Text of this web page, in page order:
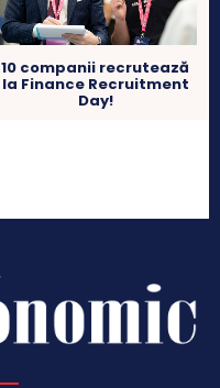
10 companii recrutează
la Finance Recruitment
Day!